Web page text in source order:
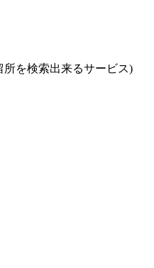
を検索出来るサービス)